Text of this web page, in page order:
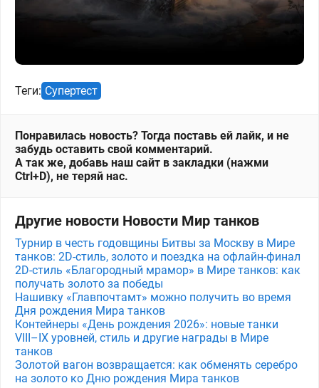
Теги: Супертест
Понравилась новость? Тогда поставь ей лайк, и не
забудь оставить свой комментарий.
А так же, добавь наш сайт в закладки (нажми
Ctrl+D), не теряй нас.
Другие новости Новости Мир танков
Турнир в честь годовщины Битвы за Москву в Мире
танков: 2D-стиль, золото и поездка на офлайн-финал
2D-стиль «Благородный мрамор» в Мире танков: как
получать золото за победы
Нашивку «Главпочтамт» можно получить во время
Дня рождения Мира танков
Контейнеры «День рождения 2026»: новые танки
VIII–IX уровней, стиль и другие награды в Мире
танков
Золотой вагон возвращается: как обменять серебро
на золото ко Дню рождения Мира танков